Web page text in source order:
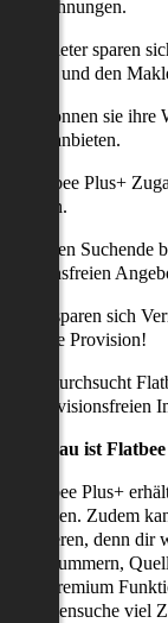
Wohnungen.
Anbieter sparen
und den
können sie ihre
anbieten.
Flatbee Plus+
erhalten Suchende
uns sparen sich
Provision!
durchsucht
provisionsfreien
genau ist
Flatbee Plus+
Zudem
denn dir
alle Premium
viel